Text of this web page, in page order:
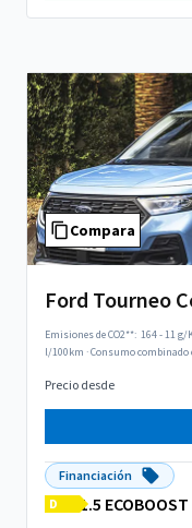
Compara
Ford Tourneo
Emisiones de CO2**: 164 - 11 g/
l/100km ·Consumo combinado
Precio desde
Financiación
D
1.5